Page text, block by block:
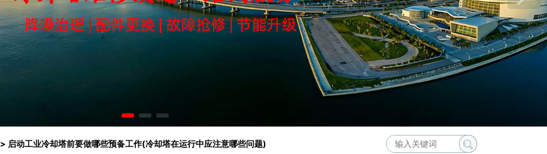
> 启动工业冷却塔前要做哪些预备工作(冷却塔在运行中应注意哪些问题)